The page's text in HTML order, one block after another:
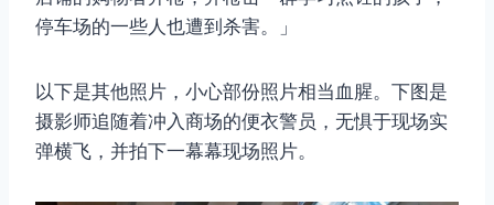
停车场的一些人也遭到杀害。」
以下是其他照片，小心部份照片相当血腥。下图是
摄影师追随着冲入商场的便衣警员，无惧于现场实
弹横飞，并拍下一幕幕现场照片。